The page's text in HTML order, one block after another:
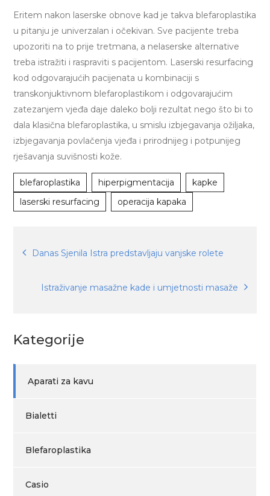
Eritem nakon laserske obnove kad je takva blefaroplastika
u pitanju je univerzalan i očekivan. Sve pacijente treba
upozoriti na to prije tretmana, a nelaserske alternative
treba istražiti i raspraviti s pacijentom. Laserski resurfacing
kod odgovarajućih pacijenata u kombinaciji s
transkonjuktivnom blefaroplastikom i odgovarajućim
zatezanjem vjeđa daje daleko bolji rezultat nego što bi to
dala klasična blefaroplastika, u smislu izbjegavanja ožiljaka,
izbjegavanja povlačenja vjeđa i prirodnijeg i potpunijeg
rješavanja suvišnosti kože.
blefaroplastika hiperpigmentacija
kapke
laserski resurfacing
operacija kapaka
Navigacija
objava
Danas Sjenila Istra predstavljaju vanjske rolete
Istraživanje masažne kade i umjetnosti masaže
Kategorije
Aparati za kavu
Bialetti
Blefaroplastika
Casio